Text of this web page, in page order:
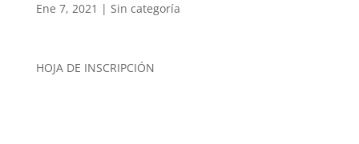
Ene 7, 2021 | Sin categoría
HOJA DE INSCRIPCIÓN